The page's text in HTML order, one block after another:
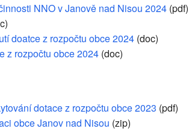
NNO v Janově nad Nisou 2024(pdf)
doatce z rozpočtu obce 2024(doc)
z rozpočtu obce 2024(doc)
dotace z rozpočtu obce 2023 (pdf)
obce Janov nad Nisou (zip)